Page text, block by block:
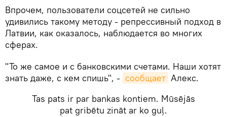
Впрочем, пользователи соцсетей не сильно
удивились такому методу - репрессивный подход в
Латвии, как оказалось, наблюдается во многих
сферах.
"То же самое и с банковскими счетами. Наши хотят
знать даже, с кем спишь", - сообщает Алекс.
Tas pats ir par bankas kontiem. Mūsējās
pat gribētu zināt ar ko guļ.